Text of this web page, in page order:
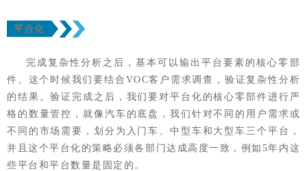
平台化
完成复杂性分析之后，基本可以输出平台要素的核心零部
件。这个时候我们要结合VOC客户需求调查，验证复杂性分析
的结果。验证完成之后，我们要对平台化的核心零部件进行严
格的数量管控，就像汽车的底盘，我们针对不同的用户需求或
不同的市场需要，划分为入门车、中型车和大型车三个平台，
并且这个平台化的策略必须各部门达成高度一致，例如5年内这
些平台和平台数量是固定的。